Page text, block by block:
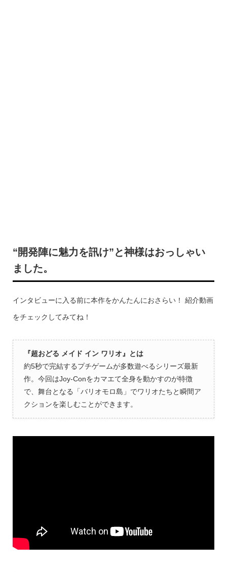
“開発陣に魅力を訊け”と神様はおっしゃい
ました。
インタビューに入る前に本作をかんたんにおさらい！ 紹介動画
をチェックしてみてね！
『超おどる メイド イン ワリオ』とは
約5秒で完結するプチゲームが多数遊べるシリーズ最新
作。今回はJoy-Conをカマエて全身を動かすのが特徴
で、舞台となる「バリオモロ島」でワリオたちと瞬間ア
クションを楽しむことができます。